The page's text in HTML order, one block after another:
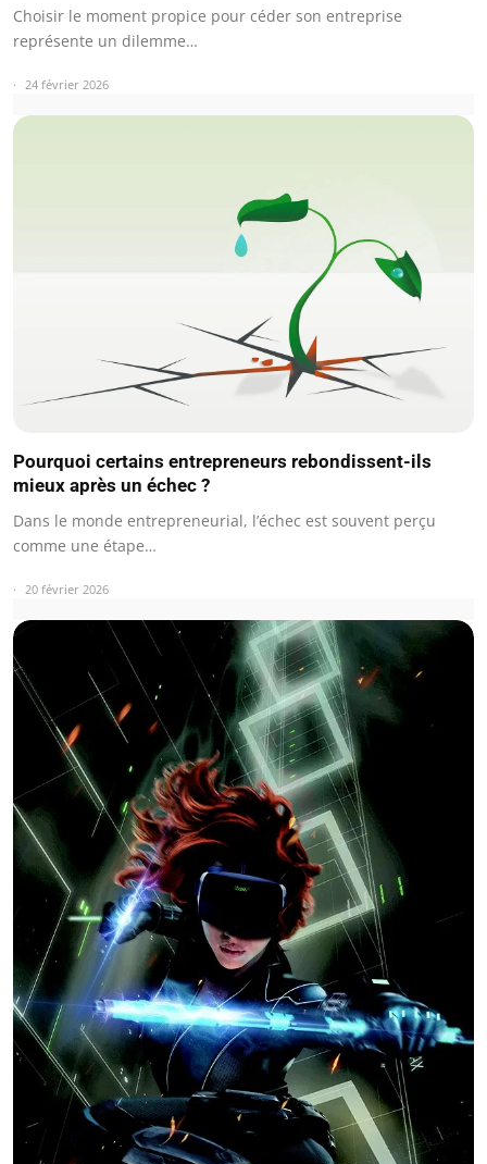
Choisir le moment propice pour céder son entreprise
représente un dilemme…
24 février 2026
Pourquoi certains entrepreneurs rebondissent-ils
mieux après un échec ?
Dans le monde entrepreneurial, l’échec est souvent perçu
comme une étape…
20 février 2026